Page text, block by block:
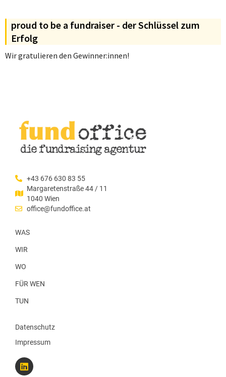
proud to be a fundraiser - der Schlüssel zum
Erfolg
Wir gratulieren den Gewinner:innen!
+43 676 630 83 55
Margaretenstraße 44 / 11
1040 Wien
office@fundoffice.at
WAS
WIR
WO
FÜR WEN
TUN
Datenschutz
Impressum
L
i